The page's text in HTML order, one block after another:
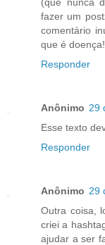
fazer um
comentário
que é doença!
Responder
Anônimo 29
Esse texto
Responder
Anônimo 29
Outra coisa,
criei a
ajudar a ser